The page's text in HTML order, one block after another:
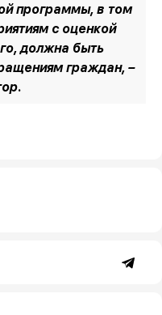
программы, в том
с оценкой
должна быть
граждан, –